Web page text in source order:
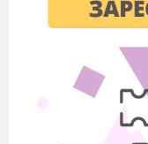
Під час
визначних
ознайомитеся
порівнювати
період